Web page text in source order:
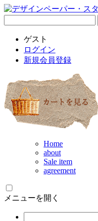
ゲスト
ログイン
新規会員登録
Home
about
Sale item
agreement
メニューを開く